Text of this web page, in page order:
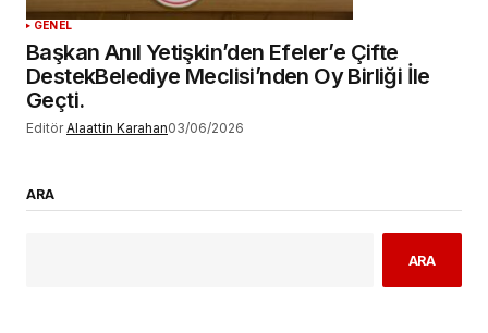
GENEL
Başkan Anıl Yetişkin’den Efeler’e Çifte
DestekBelediye Meclisi’nden Oy Birliği İle
Geçti.
Editör Alaattin Karahan03/06/2026
ARA
ARA